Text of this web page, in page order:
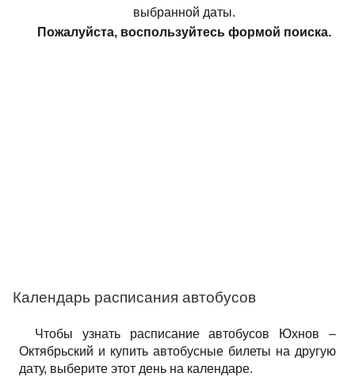
выбранной даты.
Пожалуйста, воспользуйтесь формой поиска.
Календарь расписания автобусов
Чтобы узнать расписание автобусов Юхнов –
Октябрьский и купить автобусные билеты на другую
дату, выберите этот день на календаре.